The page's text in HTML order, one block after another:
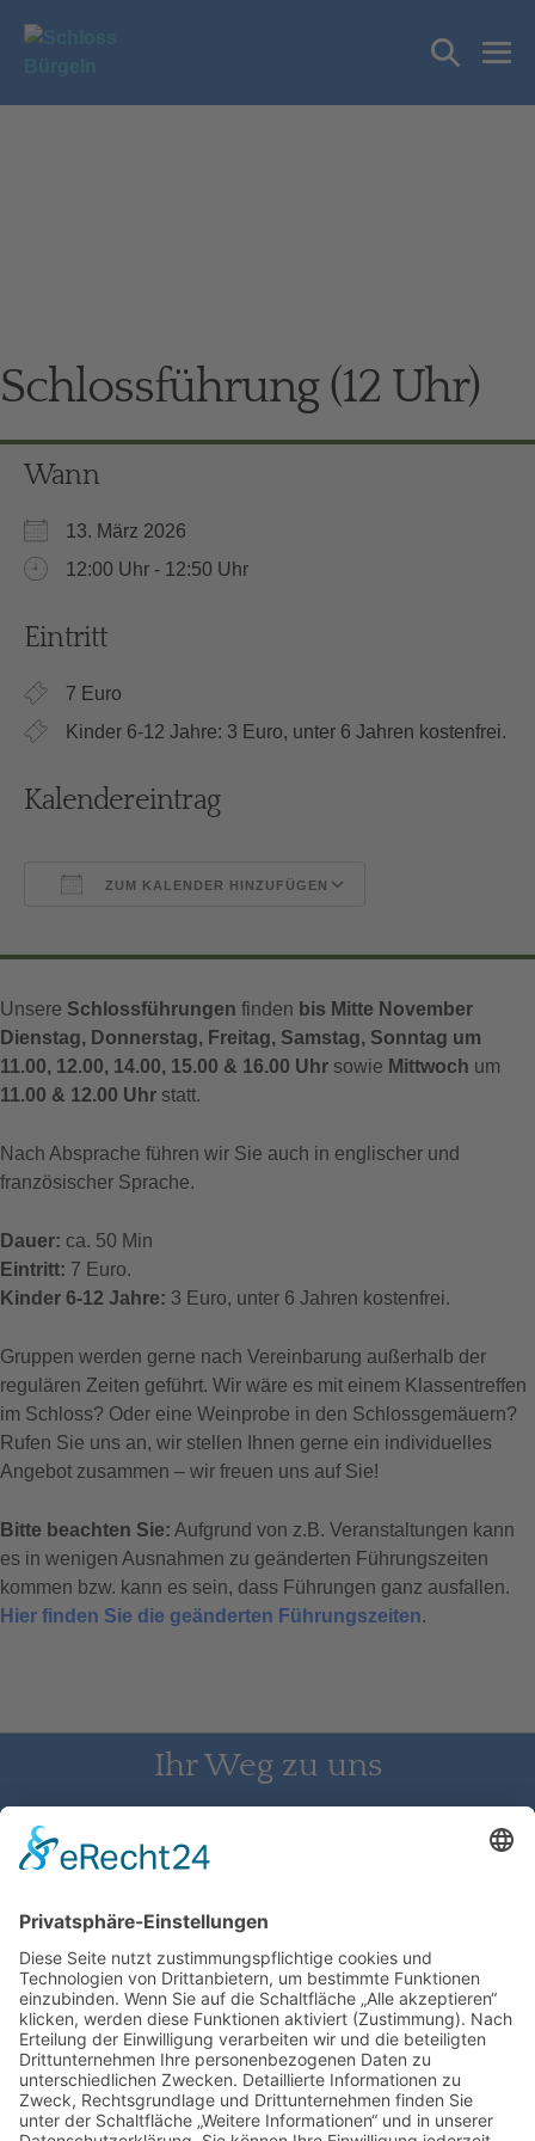
Inhalt
Suche-
Schlossführung (12 Uhr)
Wann
13. März 2026
12:00 Uhr - 12:50 Uhr
Eintritt
7 Euro
Kinder 6-12 Jahre: 3 Euro, unter 6 Jahren kostenfrei.
Kalendereintrag
ZUM KALENDER HINZUFÜGEN
Unsere Schlossführungen finden bis Mitte November
Dienstag, Donnerstag, Freitag, Samstag, Sonntag um
11.00, 12.00, 14.00, 15.00 & 16.00 Uhr sowie Mittwoch um
11.00 & 12.00 Uhr statt.
Nach Absprache führen wir Sie auch in englischer und
französischer Sprache.
Dauer: ca. 50 Min
Eintritt: 7 Euro.
Kinder 6-12 Jahre: 3 Euro, unter 6 Jahren kostenfrei.
Gruppen werden gerne nach Vereinbarung außerhalb der
regulären Zeiten geführt. Wir wäre es mit einem Klassentreffen
im Schloss? Oder eine Weinprobe in den Schlossgemäuern?
Rufen Sie uns an, wir stellen Ihnen gerne ein individuelles
Angebot zusammen – wir freuen uns auf Sie!
Bitte beachten Sie: Aufgrund von z.B. Veranstaltungen kann
es in wenigen Ausnahmen zu geänderten Führungszeiten
kommen bzw. kann es sein, dass Führungen ganz ausfallen.
Hier finden Sie die geänderten Führungszeiten.
Ihr Weg zu uns
Schloss Bürgeln, 79418 Schliengen | Telefon: 07626/237 | E-
Mail: direktion@schlossbuergeln.de
Wir benötigen Ihre Zustimmung, um
den Google Maps-Service zu laden!
Wir verwenden einen Service eines
Drittanbieters, um Karteninhalte einzubetten.
Dieser Service kann Daten zu Ihren Aktivitäten
sammeln. Bitte lesen Sie die Details durch und
stimmen Sie der Nutzung des Service zu, um